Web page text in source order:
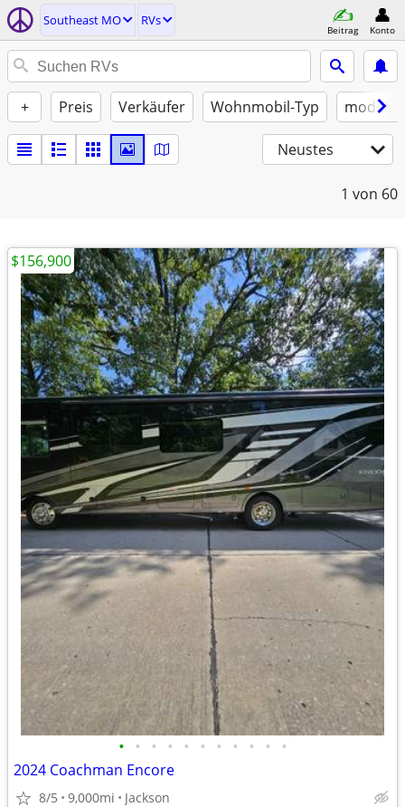
Southeast MO RVs
Beitrag Konto
+ Preis Verkäufer Wohnmobil-Typ
Neustes
1 von 60
• • • • • • • • • • •
2024 Coachman Encore
8/5 9,000mi Jackson
$156,900